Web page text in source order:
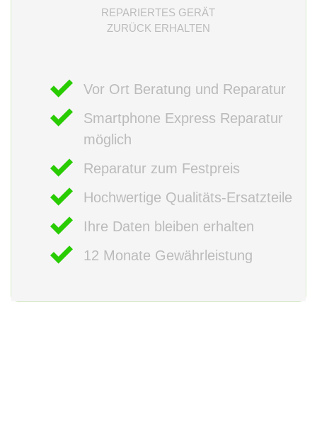
REPARIERTES GERÄT
ZURÜCK ERHALTEN
Vor Ort Beratung und Reparatur
Smartphone Express Reparatur
möglich
Reparatur zum Festpreis
Hochwertige Qualitäts-Ersatzteile
Ihre Daten bleiben erhalten
12 Monate Gewährleistung